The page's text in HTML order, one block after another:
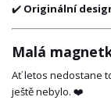
✔️ Originální
Malá
Ať letos nedostane
ještě nebylo. ❤️